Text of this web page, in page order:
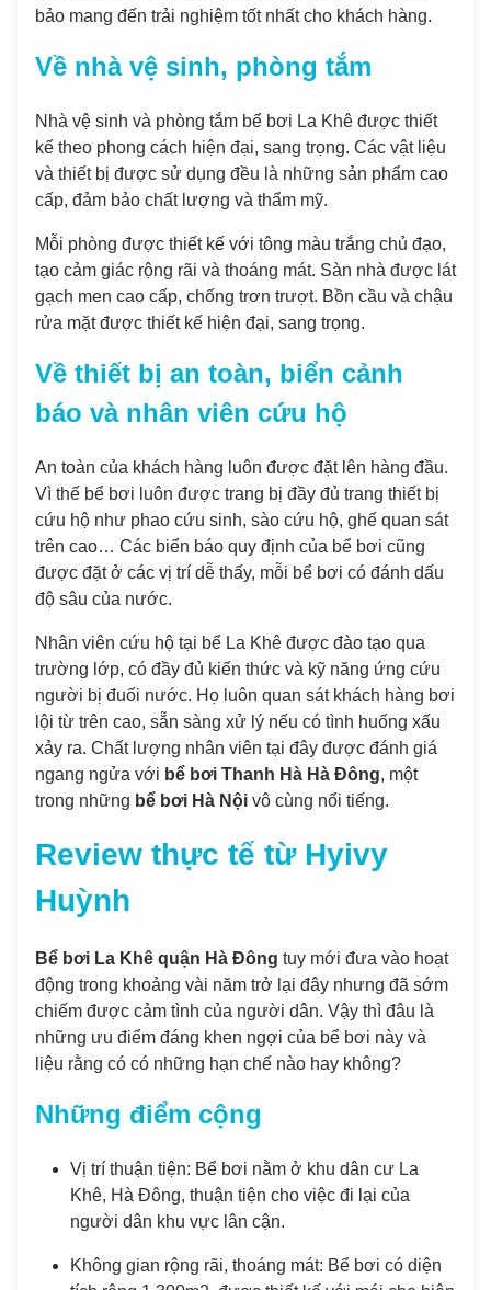
bảo mang đến trải nghiệm tốt nhất cho khách hàng.
Về nhà vệ sinh, phòng tắm
Nhà vệ sinh và phòng tắm bể bơi La Khê được thiết
kế theo phong cách hiện đại, sang trọng. Các vật liệu
và thiết bị được sử dụng đều là những sản phẩm cao
cấp, đảm bảo chất lượng và thẩm mỹ.
Mỗi phòng được thiết kế với tông màu trắng chủ đạo,
tạo cảm giác rộng rãi và thoáng mát. Sàn nhà được lát
gạch men cao cấp, chống trơn trượt. Bồn cầu và chậu
rửa mặt được thiết kế hiện đại, sang trọng.
Về thiết bị an toàn, biển cảnh
báo và nhân viên cứu hộ
An toàn của khách hàng luôn được đặt lên hàng đầu.
Vì thế bể bơi luôn được trang bị đầy đủ trang thiết bị
cứu hộ như phao cứu sinh, sào cứu hộ, ghế quan sát
trên cao… Các biển báo quy định của bể bơi cũng
được đặt ở các vị trí dễ thấy, mỗi bể bơi có đánh dấu
độ sâu của nước.
Nhân viên cứu hộ tại bể La Khê được đào tạo qua
trường lớp, có đầy đủ kiến thức và kỹ năng ứng cứu
người bị đuối nước. Họ luôn quan sát khách hàng bơi
lội từ trên cao, sẵn sàng xử lý nếu có tình huống xấu
xảy ra. Chất lượng nhân viên tại đây được đánh giá
ngang ngửa với bể bơi Thanh Hà Hà Đông, một
trong những bể bơi Hà Nội vô cùng nổi tiếng.
Review thực tế từ Hyivy
Huỳnh
Bể bơi La Khê quận Hà Đông tuy mới đưa vào hoạt
động trong khoảng vài năm trở lại đây nhưng đã sớm
chiếm được cảm tình của người dân. Vậy thì đâu là
những ưu điểm đáng khen ngợi của bể bơi này và
liệu rằng có có những hạn chế nào hay không?
Những điểm cộng
Vị trí thuận tiện: Bể bơi nằm ở khu dân cư La
Khê, Hà Đông, thuận tiện cho việc đi lại của
người dân khu vực lân cận.
Không gian rộng rãi, thoáng mát: Bể bơi có diện